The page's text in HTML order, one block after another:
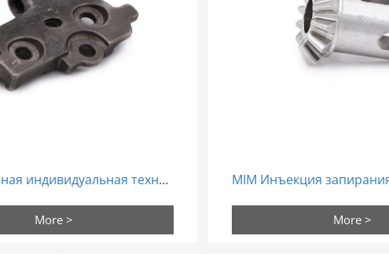
Высокоточная индивидуальная технология спекания из стали Mim детали порошковая металлургия
More > More >